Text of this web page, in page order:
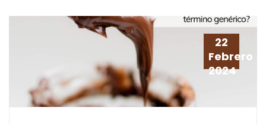
22
Febrero
2024